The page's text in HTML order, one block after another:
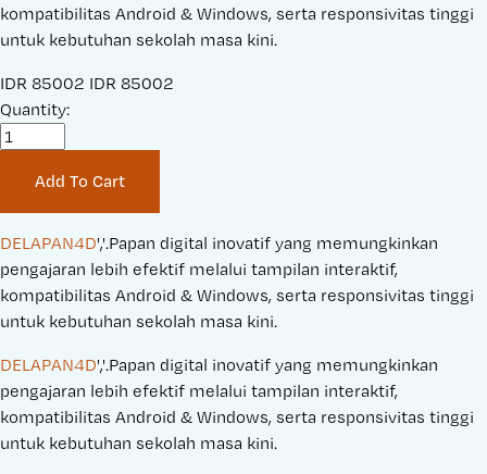
kompatibilitas Android & Windows, serta responsivitas tinggi
untuk kebutuhan sekolah masa kini.
S
a
r
i
c
e
:
IDR 85002 O
i
n
a
l
P
r
c
e
:
IDR 85002
Quantity:
Add To Cart
DELAPAN4D','.Papan digital inovatif yang memungkinkan
pengajaran lebih efektif melalui tampilan interaktif,
kompatibilitas Android & Windows, serta responsivitas tinggi
untuk kebutuhan sekolah masa kini.
DELAPAN4D','.Papan digital inovatif yang memungkinkan
pengajaran lebih efektif melalui tampilan interaktif,
kompatibilitas Android & Windows, serta responsivitas tinggi
untuk kebutuhan sekolah masa kini.